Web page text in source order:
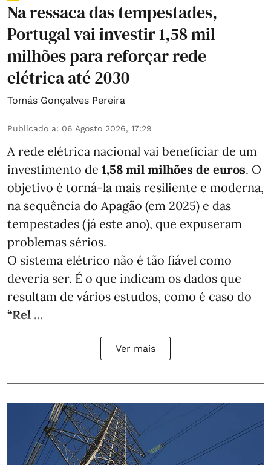
Na ressaca das tempestades,
Portugal vai investir 1,58 mil
milhões para reforçar rede
elétrica até 2030
Tomás Gonçalves Pereira
Publicado a: 06 Agosto 2026, 17:29
A rede elétrica nacional vai beneficiar de um
investimento de 1,58 mil milhões de euros. O
objetivo é torná-la mais resiliente e moderna,
na sequência do Apagão (em 2025) e das
tempestades (já este ano), que expuseram
problemas sérios.
O sistema elétrico não é tão fiável como
deveria ser. É o que indicam os dados que
resultam de vários estudos, como é caso do
“Rel ...
Ver mais